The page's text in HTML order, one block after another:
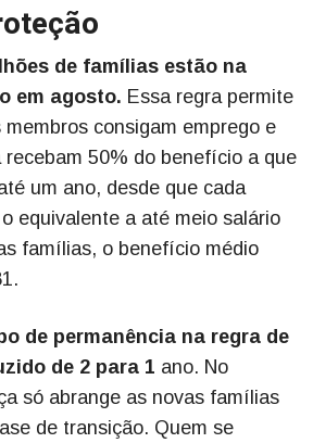
de famílias estão na
em agosto. Essa regra permite
consigam emprego e
recebam 50% do benefício a que
um ano, desde que cada
equivalente a até meio salário
famílias, o benefício médio
de permanência na regra de
de 2 para 1 ano. No
só abrange as novas famílias
de transição. Quem se